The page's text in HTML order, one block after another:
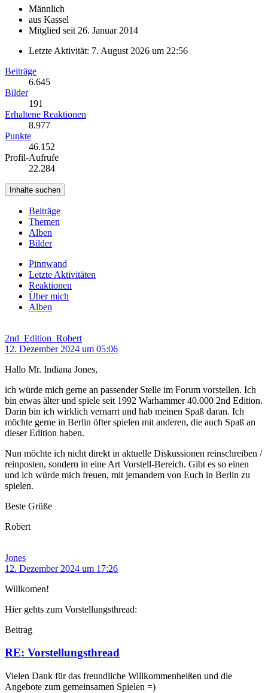
Männlich
aus Kassel
Mitglied seit 26. Januar 2014
Letzte Aktivität: 7. August 2026 um 22:56
Beiträge
6.645
Bilder
191
Erhaltene Reaktionen
8.977
Punkte
46.152
Profil-Aufrufe
22.284
Inhalte suchen
Beiträge
Themen
Alben
Bilder
Pinnwand
Letzte Aktivitäten
Reaktionen
Über mich
Alben
2nd_Edition_Robert
12. Dezember 2024 um 05:06
Hallo Mr. Indiana Jones,
ich würde mich gerne an passender Stelle im Forum vorstellen. Ich
bin etwas älter und spiele seit 1992 Warhammer 40.000 2nd Edition.
Darin bin ich wirklich vernarrt und hab meinen Spaß daran. Ich
möchte gerne in Berlin öfter spielen mit anderen, die auch Spaß an
dieser Edition haben.
Nun möchte ich nicht direkt in aktuelle Diskussionen reinschreiben /
reinposten, sondern in eine Art Vorstell-Bereich. Gibt es so einen
und ich würde mich freuen, mit jemandem von Euch in Berlin zu
spielen.
Beste Grüße
Robert
Jones
12. Dezember 2024 um 17:26
Willkomen!
Hier gehts zum Vorstellungsthread:
Beitrag
RE: Vorstellungsthread
Vielen Dank für das freundliche Willkommenheißen und die
Angebote zum gemeinsamen Spielen =)